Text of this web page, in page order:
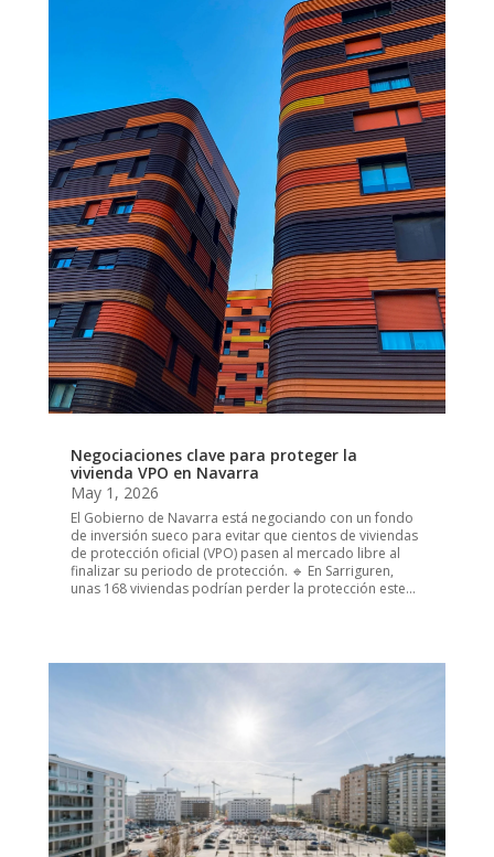
Negociaciones clave para proteger la
vivienda VPO en Navarra
May 1, 2026
El Gobierno de Navarra está negociando con un fondo
de inversión sueco para evitar que cientos de viviendas
de protección oficial (VPO) pasen al mercado libre al
finalizar su periodo de protección. 🔹 En Sarriguren,
unas 168 viviendas podrían perder la protección este...